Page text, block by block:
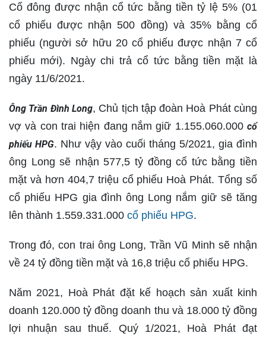
Cổ đông được nhận cổ tức bằng tiền tỷ lệ 5% (01
cổ phiếu được nhận 500 đồng) và 35% bằng cổ
phiếu (người sở hữu 20 cổ phiếu được nhận 7 cổ
phiếu mới). Ngày chi trả cổ tức bằng tiền mặt là
ngày 11/6/2021.
Ông Trần Đình Long, Chủ tịch tập đoàn Hoà Phát cùng
vợ và con trai hiện đang nắm giữ 1.155.060.000 cổ
phiếu HPG. Như vậy vào cuối tháng 5/2021, gia đình
ông Long sẽ nhận 577,5 tỷ đồng cổ tức bằng tiền
mặt và hơn 404,7 triệu cổ phiếu Hoà Phát. Tổng số
cổ phiếu HPG gia đình ông Long nắm giữ sẽ tăng
lên thành 1.559.331.000 cổ phiếu HPG.
Trong đó, con trai ông Long, Trần Vũ Minh sẽ nhận
về 24 tỷ đồng tiền mặt và 16,8 triệu cổ phiếu HPG.
Năm 2021, Hoà Phát đặt kế hoạch sản xuất kinh
doanh 120.000 tỷ đồng doanh thu và 18.000 tỷ đồng
lợi nhuận sau thuế. Quý 1/2021, Hoà Phát đạt